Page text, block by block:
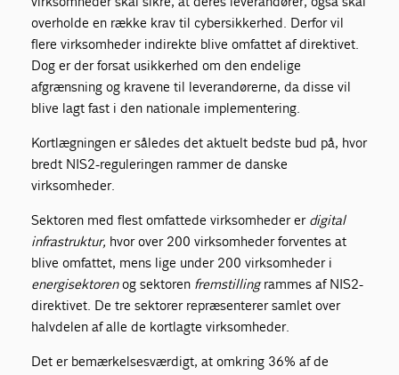
overholde en række krav til cybersikkerhed. Derfor vil
flere virksomheder indirekte blive omfattet af direktivet.
Dog er der forsat usikkerhed om den endelige
afgrænsning og kravene til leverandørerne, da disse vil
blive lagt fast i den nationale implementering.
Kortlægningen er således det aktuelt bedste bud på, hvor
bredt NIS2-reguleringen rammer de danske
virksomheder.
Sektoren med flest omfattede virksomheder er digital
infrastruktur, hvor over 200 virksomheder forventes at
blive omfattet, mens lige under 200 virksomheder i
energisektorenog sektoren fremstillingrammes af NIS2-
direktivet. De tre sektorer repræsenterer samlet over
halvdelen af alle de kortlagte virksomheder.
Det er bemærkelsesværdigt, at omkring 36% af de